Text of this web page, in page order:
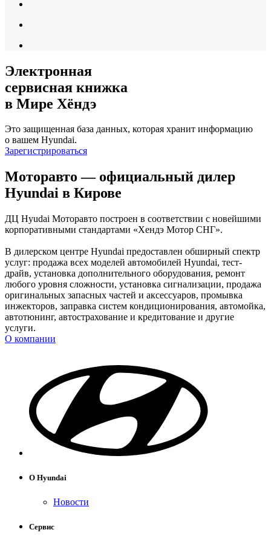
Электронная
сервисная книжка
в Мире Хёндэ
Это защищенная база данных, которая хранит информацию
о вашем Hyundai.
Зарегистрироваться
Моторавто — официальный дилер
Hyundai в Кирове
ДЦ Hyudai Моторавто построен в соответствии с новейшими
корпоративными стандартами «Хендэ Мотор СНГ».
В дилерском центре Hyundai предоставлен обширный спектр
услуг: продажа всех моделей автомобилей Hyundai, тест-
драйв, установка дополнительного оборудования, ремонт
любого уровня сложности, установка сигнализации, продажа
оригинальных запасных частей и аксессуаров, промывка
инжекторов, заправка систем кондиционирования, автомойка,
автотюнинг, автострахование и кредитование и другие
услуги.
О компании
О Hyundai
Новости
Сервис